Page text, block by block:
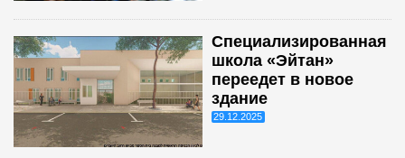
Специализированная
школа «Эйтан»
переедет в новое
здание
29.12.2025